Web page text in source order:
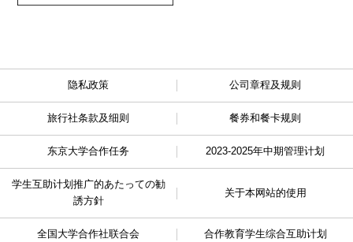
隐私政策 公司章程及规则
旅行社条款及细则 餐券和餐卡规则
东京大学合作任务 2023-2025年中期管理计划
学生互助计划推广的あたっての勧
誘方針
关于本网站的使用
全国大学合作社联合会 合作教育学生综合互助计划